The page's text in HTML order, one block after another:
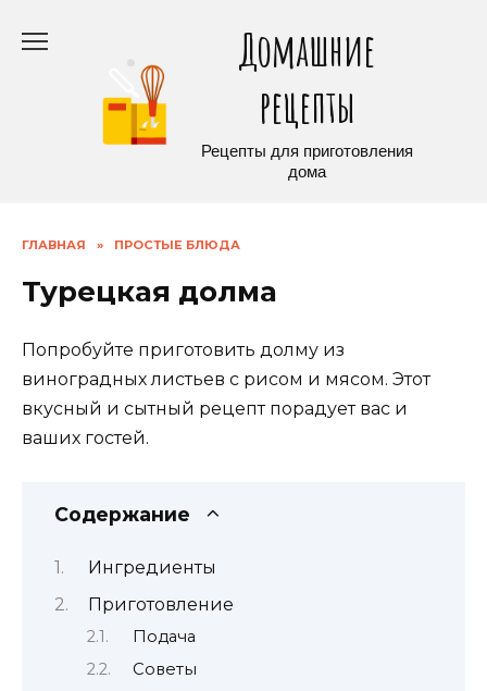
Домашние
рецепты
Рецепты для приготовления
дома
ГЛАВНАЯ » ПРОСТЫЕ БЛЮДА
Турецкая долма
Попробуйте приготовить долму из
виноградных листьев с рисом и мясом. Этот
вкусный и сытный рецепт порадует вас и
ваших гостей.
Содержание
Ингредиенты
Приготовление
Подача
Советы